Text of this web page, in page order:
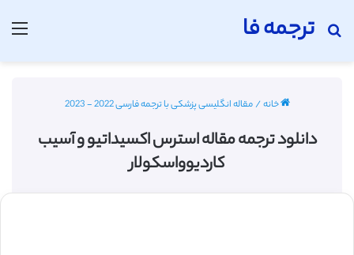
ترجمه فا
جستجو برای
خانه/مقاله انگلیسی پزشکی با ترجمه فارسی 2022 - 2023
دانلود ترجمه مقاله استرس اکسیداتیو و آسیب
کاردیوواسکولار